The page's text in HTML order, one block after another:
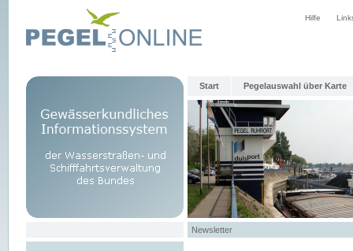
Hilfe
Start Pegelauswahl über Karte
Newsletter